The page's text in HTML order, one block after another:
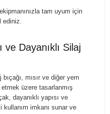
tam uyum için
ediniz.
Dayanıklı Silaj
mısır ve diğer yem
üzere tasarlanmış
dayanıklı yapısı ve
imkanı sunar ve